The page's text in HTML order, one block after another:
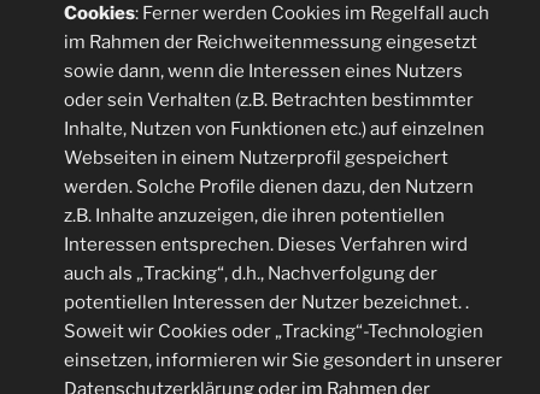
Cookies: Ferner werden Cookies im Regelfall auch
im Rahmen der Reichweitenmessung eingesetzt
sowie dann, wenn die Interessen eines Nutzers
oder sein Verhalten (z.B. Betrachten bestimmter
Inhalte, Nutzen von Funktionen etc.) auf einzelnen
Webseiten in einem Nutzerprofil gespeichert
werden. Solche Profile dienen dazu, den Nutzern
z.B. Inhalte anzuzeigen, die ihren potentiellen
Interessen entsprechen. Dieses Verfahren wird
auch als „Tracking“, d.h., Nachverfolgung der
potentiellen Interessen der Nutzer bezeichnet. .
Soweit wir Cookies oder „Tracking“-Technologien
einsetzen, informieren wir Sie gesondert in unserer
Datenschutzerklärung oder im Rahmen der